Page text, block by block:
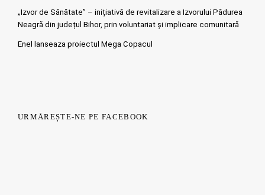
„Izvor de Sănătate” – inițiativă de revitalizare a Izvorului Pădurea
Neagră din județul Bihor, prin voluntariat și implicare comunitară
Enel lanseaza proiectul Mega Copacul
URMĂREȘTE-NE PE FACEBOOK